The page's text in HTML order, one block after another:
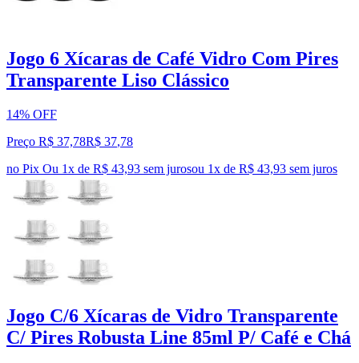
Jogo 6 Xícaras de Café Vidro Com Pires
Transparente Liso Clássico
14% OFF
Preço R$ 37,78R$ 37,78
no Pix Ou 1x de R$ 43,93 sem jurosou 1x de R$ 43,93 sem juros
Jogo C/6 Xícaras de Vidro Transparente
C/ Pires Robusta Line 85ml P/ Café e Chá